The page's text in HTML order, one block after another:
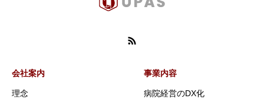
会社案内
理念
事業内容
病院経営のDX化